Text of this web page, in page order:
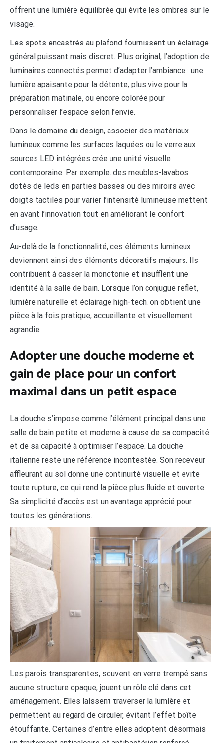
offrent une lumière équilibrée qui évite les ombres sur le
visage.
Les spots encastrés au plafond fournissent un éclairage
général puissant mais discret. Plus original, l’adoption de
luminaires connectés permet d’adapter l’ambiance : une
lumière apaisante pour la détente, plus vive pour la
préparation matinale, ou encore colorée pour
personnaliser l’espace selon l’envie.
Dans le domaine du design, associer des matériaux
lumineux comme les surfaces laquées ou le verre aux
sources LED intégrées crée une unité visuelle
contemporaine. Par exemple, des meubles-lavabos
dotés de leds en parties basses ou des miroirs avec
doigts tactiles pour varier l’intensité lumineuse mettent
en avant l’innovation tout en améliorant le confort
d’usage.
Au-delà de la fonctionnalité, ces éléments lumineux
deviennent ainsi des éléments décoratifs majeurs. Ils
contribuent à casser la monotonie et insufflent une
identité à la salle de bain. Lorsque l’on conjugue reflet,
lumière naturelle et éclairage high-tech, on obtient une
pièce à la fois pratique, accueillante et visuellement
agrandie.
Adopter une douche moderne et
gain de place pour un confort
maximal dans un petit espace
La douche s’impose comme l’élément principal dans une
salle de bain petite et moderne à cause de sa compacité
et de sa capacité à optimiser l’espace. La douche
italienne reste une référence incontestée. Son receveur
affleurant au sol donne une continuité visuelle et évite
toute rupture, ce qui rend la pièce plus fluide et ouverte.
Sa simplicité d’accès est un avantage apprécié pour
toutes les générations.
Les parois transparentes, souvent en verre trempé sans
aucune structure opaque, jouent un rôle clé dans cet
aménagement. Elles laissent traverser la lumière et
permettent au regard de circuler, évitant l’effet boîte
étouffante. Certaines d’entre elles adoptent désormais